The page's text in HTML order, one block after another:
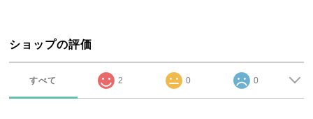
ショップの評価
すべて 2 0 0